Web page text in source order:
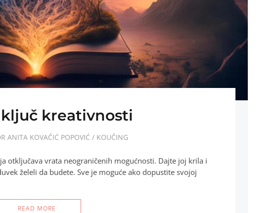
ključ kreativnosti
ANITA KOVAČIĆ POPOVIĆ / KOUČING
otključava vrata neograničenih mogućnosti. Dajte joj krila i
želeli da budete. Sve je moguće ako dopustite svojoj
READ MORE